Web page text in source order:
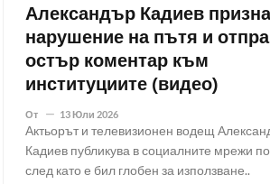
Александър Кадиев призна
нарушение на пътя и
остър коментар към
институциите (видео)
От 13 Юли 2026
Актьорът и телевизионен водещ
Кадиев публикува в социалните мрежи
след като е бил глобен за използване..